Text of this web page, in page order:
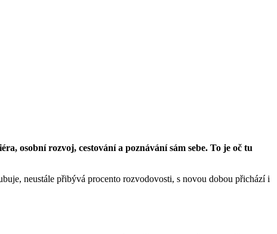
osobní rozvoj, cestování a poznávání sám sebe. To je oč tu
neustále přibývá procento rozvodovosti, s novou dobou přichází i